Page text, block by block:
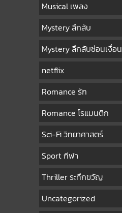
Musical เพลง
Mystery ลึกลับ
Mystery ลึกลับซ่อนเงื่อน
netflix
Romance รัก
Romance โรแมนติก
Sci-Fi วิทยาศาสตร์
Sport กีฬา
Thriller ระทึกขวัญ
Uncategorized